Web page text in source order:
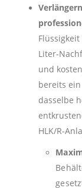
Liter-
und
bereits
dasselbe
HLK/R-